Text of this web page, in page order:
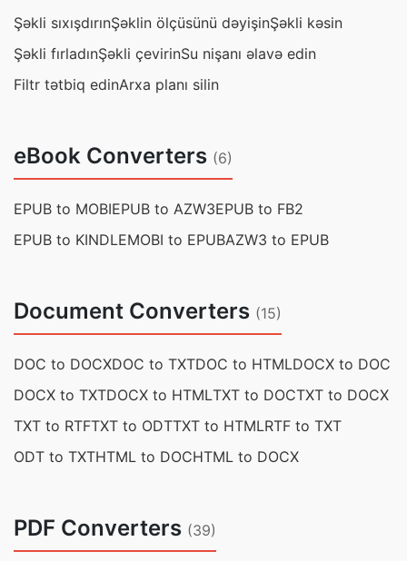
Şəkli sıxışdırınŞəklin ölçüsünü dəyişinŞəkli kəsin
Şəkli fırladınŞəkli çevirinSu nişanı əlavə edin
Filtr tətbiq edinArxa planı silin
eBook Converters (6)
EPUB to MOBIEPUB to AZW3EPUB to FB2
EPUB to KINDLEMOBI to EPUBAZW3 to EPUB
Document Converters (15)
DOC to DOCXDOC to TXTDOC to HTMLDOCX to DOC
DOCX to TXTDOCX to HTMLTXT to DOCTXT to DOCX
TXT to RTFTXT to ODTTXT to HTMLRTF to TXT
ODT to TXTHTML to DOCHTML to DOCX
PDF Converters (39)